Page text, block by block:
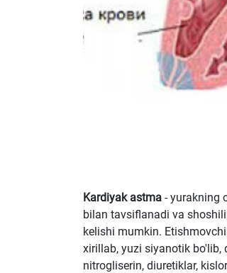
Kardiyak astma - yurakning
bilan tavsiflanadi va
kelishi mumkin.
xirillab, yuzi siyanotik bo'lib,
nitrogliserin, diuretiklar,